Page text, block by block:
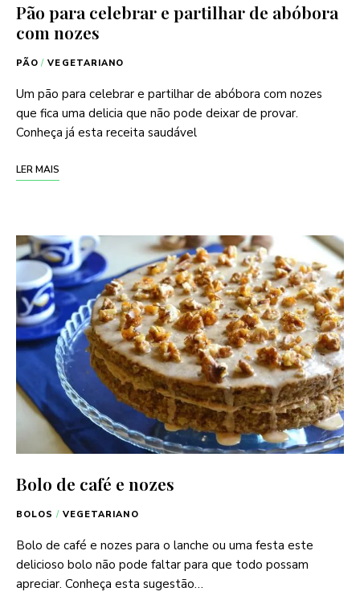
Pão para celebrar e partilhar de abóbora
com nozes
PÃO / VEGETARIANO
Um pão para celebrar e partilhar de abóbora com nozes
que fica uma delicia que não pode deixar de provar.
Conheça já esta receita saudável
LER MAIS
Bolo de café e nozes
BOLOS / VEGETARIANO
Bolo de café e nozes para o lanche ou uma festa este
delicioso bolo não pode faltar para que todo possam
apreciar. Conheça esta sugestão…